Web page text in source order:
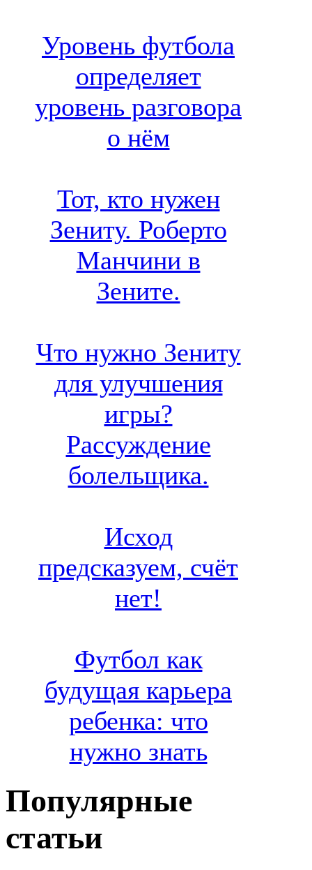
Уровень футбола
определяет
уровень разговора
о нём
Тот, кто нужен
Зениту. Роберто
Манчини в
Зените.
Что нужно Зениту
для улучшения
игры?
Рассуждение
болельщика.
Исход
предсказуем, счёт
нет!
Футбол как
будущая карьера
ребенка: что
нужно знать
Популярные
статьи